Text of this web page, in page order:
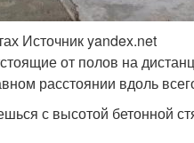
Источник yandex.net
от полов на
расстоянии вдоль
с высотой бетонной